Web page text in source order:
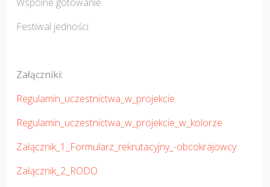
Festiwal jedności
Załączniki:
Regulamin_uczestnictwa_w_projekcie
Regulamin_uczestnictwa_w_projekcie_w_kolorze
Załącznik_1_Formularz_rekrutacyjny_-obcokrajowcy
Załącznik_2_RODO